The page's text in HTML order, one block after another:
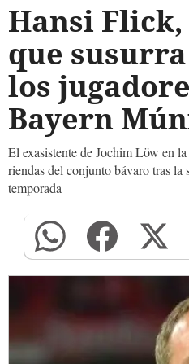
Hansi
que
los
Bayern
El exasistente de Jochim Löw en
riendas del conjunto bávaro tras
temporada